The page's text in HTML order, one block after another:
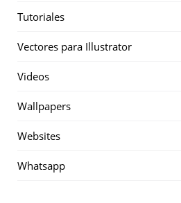
Tutoriales
Vectores para Illustrator
Videos
Wallpapers
Websites
Whatsapp